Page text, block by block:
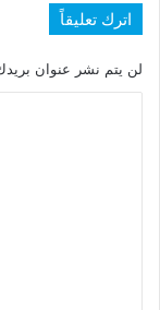
اترك تعليقاً
لن يتم نشر عنوان